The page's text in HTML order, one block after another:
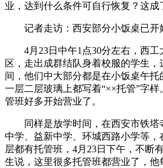
业，达到什么条件可自行恢复？这成
记者走访：西安部分小饭桌已开
4月23日中午1点30分左右，西工
区，走出成群结队身着校服的学生
间，他们中大部分都是在小饭桌午
一层二层玻璃上都写着“××托管”字
管班好多开始营业了。
同样是放学时间，在西安市铁塔
中学、益新中学、环城西路小学等
层都有托管班，4月23日下午，不断
生说，这里很多托管班都营业了，他